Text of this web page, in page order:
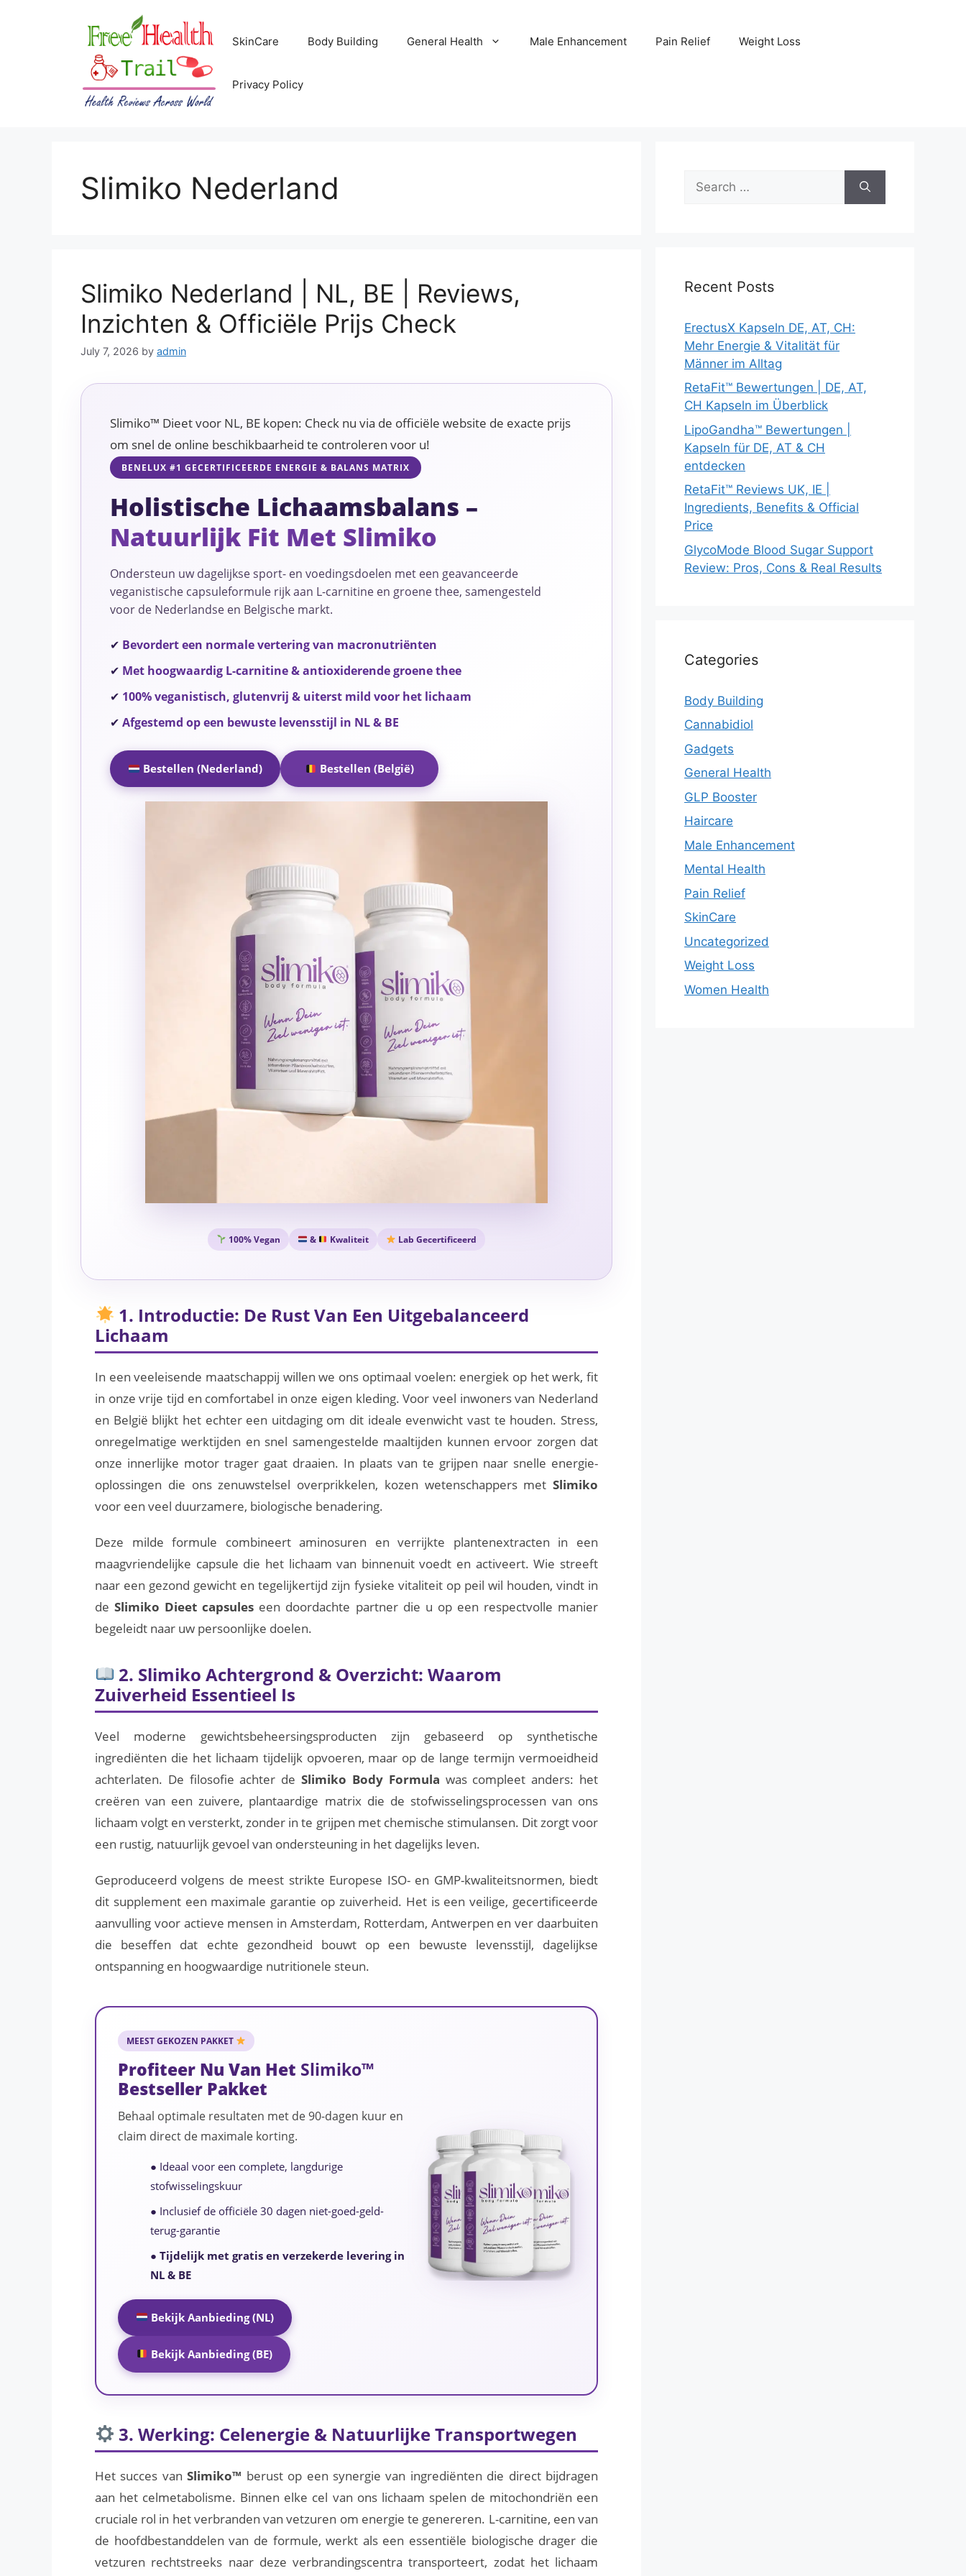
SkinCare Body Building General Health Male Enhancement Pain Relief Weight Loss
Privacy Policy
Slimiko Nederland
Slimiko Nederland | NL, BE | Reviews,
Inzichten & Officiële Prijs Check
July 7, 2026 by admin
Slimiko™ Dieet voor NL, BE kopen: Check nu via de officiële website de exacte prijs
om snel de online beschikbaarheid te controleren voor u!
BENELUX #1 GECERTIFICEERDE ENERGIE & BALANS MATRIX
Holistische Lichaamsbalans –
Natuurlijk Fit Met Slimiko
Ondersteun uw dagelijkse sport- en voedingsdoelen met een geavanceerde
veganistische capsuleformule rijk aan L-carnitine en groene thee, samengesteld
voor de Nederlandse en Belgische markt.
✔ Bevordert een normale vertering van macronutriënten
✔ Met hoogwaardig L-carnitine & antioxiderende groene thee
✔ 100% veganistisch, glutenvrij & uiterst mild voor het lichaam
✔ Afgestemd op een bewuste levensstijl in NL & BE
Bestellen (Nederland) Bestellen (België)
100% Vegan & Kwaliteit Lab Gecertificeerd
1. Introductie: De Rust Van Een Uitgebalanceerd
Lichaam
In een veeleisende maatschappij willen we ons optimaal voelen: energiek op het werk, fit
in onze vrije tijd en comfortabel in onze eigen kleding. Voor veel inwoners van Nederland
en België blijkt het echter een uitdaging om dit ideale evenwicht vast te houden. Stress,
onregelmatige werktijden en snel samengestelde maaltijden kunnen ervoor zorgen dat
onze innerlijke motor trager gaat draaien. In plaats van te grijpen naar snelle energie-
oplossingen die ons zenuwstelsel overprikkelen, kozen wetenschappers met Slimiko
voor een veel duurzamere, biologische benadering.
Deze milde formule combineert aminosuren en verrijkte plantenextracten in een
maagvriendelijke capsule die het lichaam van binnenuit voedt en activeert. Wie streeft
naar een gezond gewicht en tegelijkertijd zijn fysieke vitaliteit op peil wil houden, vindt in
deSlimiko Dieet capsules een doordachte partner die u op een respectvolle manier
begeleidt naar uw persoonlijke doelen.
2. SlimikoAchtergrond & Overzicht: Waarom
Zuiverheid Essentieel Is
Veel moderne gewichtsbeheersingsproducten zijn gebaseerd op synthetische
ingrediënten die het lichaam tijdelijk opvoeren, maar op de lange termijn vermoeidheid
achterlaten. De filosofie achter deSlimiko Body Formula was compleet anders: het
creëren van een zuivere, plantaardige matrix die de stofwisselingsprocessen van ons
lichaam volgt en versterkt, zonder in te grijpen met chemische stimulansen. Dit zorgt voor
een rustig, natuurlijk gevoel van ondersteuning in het dagelijks leven.
Geproduceerd volgens de meest strikte Europese ISO- en GMP-kwaliteitsnormen, biedt
dit supplement een maximale garantie op zuiverheid. Het is een veilige, gecertificeerde
aanvulling voor actieve mensen in Amsterdam, Rotterdam, Antwerpen en ver daarbuiten
die beseffen dat echte gezondheid bouwt op een bewuste levensstijl, dagelijkse
ontspanning en hoogwaardige nutritionele steun.
MEEST GEKOZEN PAKKET
Profiteer Nu Van Het Slimiko™
Bestseller Pakket
Behaal optimale resultaten met de 90-dagen kuur en
claim direct de maximale korting.
● Ideaal voor een complete, langdurige
stofwisselingskuur
● Inclusief de officiële 30 dagen niet-goed-geld-
terug-garantie
● Tijdelijk met gratis en verzekerde levering in
NL & BE
Bekijk Aanbieding (NL)
Bekijk Aanbieding (BE)
3. Werking: Celenergie & Natuurlijke Transportwegen
Het succes vanSlimiko™ berust op een synergie van ingrediënten die direct bijdragen
aan het celmetabolisme. Binnen elke cel van ons lichaam spelen de mitochondriën een
cruciale rol in het verbranden van vetzuren om energie te genereren. L-carnitine, een van
de hoofdbestanddelen van de formule, werkt als een essentiële biologische drager die
vetzuren rechtstreeks naar deze verbrandingscentra transporteert, zodat het lichaam
for:
Recent Posts
ErectusX Kapseln DE, AT, CH:
Mehr Energie & Vitalität für
Männer im Alltag
RetaFit™ Bewertungen | DE, AT,
CH Kapseln im Überblick
LipoGandha™ Bewertungen |
Kapseln für DE, AT & CH
entdecken
RetaFit™ Reviews UK, IE |
Ingredients, Benefits & Official
Price
GlycoMode Blood Sugar Support
Review: Pros, Cons & Real Results
Categories
Body Building
Cannabidiol
Gadgets
General Health
GLP Booster
Haircare
Male Enhancement
Mental Health
Pain Relief
SkinCare
Uncategorized
Weight Loss
Women Health